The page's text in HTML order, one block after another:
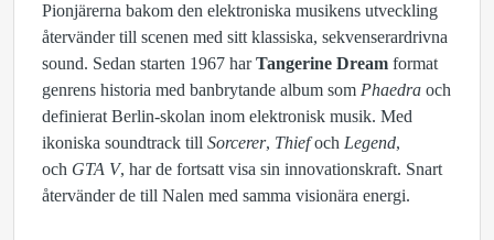
Pionjärerna bakom den elektroniska musikens utveckling
återvänder till scenen med sitt klassiska, sekvenserardrivna
sound. Sedan starten 1967 harTangerine Dream format
genrens historia med banbrytande album som Phaedra och
definierat Berlin-skolan inom elektronisk musik. Med
ikoniska soundtrack till Sorcerer, Thiefoch Legend,
och GTA V, har de fortsatt visa sin innovationskraft. Snart
återvänder de till Nalen med samma visionära energi.